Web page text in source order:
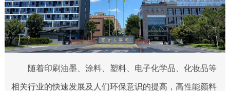
随着印刷油墨、涂料、塑料、电子化学品、化妆品等
相关行业的快速发展及人们环保意识的提高，高性能颜料